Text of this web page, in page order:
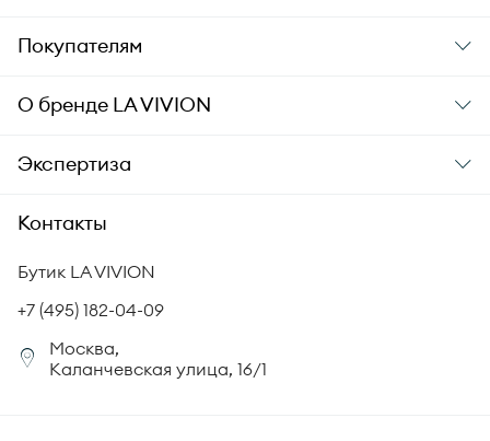
Подарки
Уход за украшениями
Аксессуары
Покупателям
Заказ и оплата
Гарантия подлинности
Комплект документов
Политика возврата
Сертификация бриллиантов
Юридическая информация
О бренде LA VIVION
О компании
СМИ о нас
Корпоративный портал
Экспертиза
Академия LA VIVION
Статьи
Контакты
Бутик LA VIVION
+7 (495) 182-04-09
Москва,
Каланчевская улица, 16/1